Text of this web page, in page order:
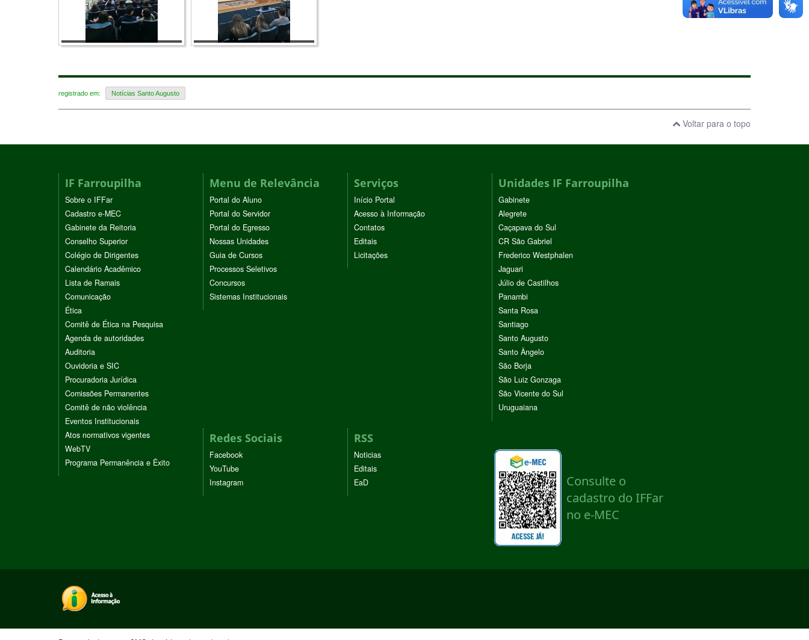
registrado em: Notícias Santo Augusto
Voltar para o topo
IF Farroupilha
Sobre o IFFar
Cadastro e-MEC
Gabinete da Reitoria
Conselho Superior
Colégio de Dirigentes
Calendário Acadêmico
Lista de Ramais
Comunicação
Ética
Comitê de Ética na Pesquisa
Agenda de autoridades
Auditoria
Ouvidoria e SIC
Procuradoria Jurídica
Comissões Permanentes
Comitê de não violência
Eventos Institucionais
Atos normativos vigentes
WebTV
Programa Permanência e Êxito
Menu de Relevância
Portal do Aluno
Portal do Servidor
Portal do Egresso
Nossas Unidades
Guia de Cursos
Processos Seletivos
Concursos
Sistemas Institucionais
Serviços
Início Portal
Acesso à Informação
Contatos
Editais
Licitações
Unidades IF Farroupilha
Gabinete
Alegrete
Caçapava do Sul
CR São Gabriel
Frederico Westphalen
Jaguari
Júlio de Castilhos
Panambi
Santa Rosa
Santiago
Santo Augusto
Santo Ângelo
São Borja
São Luiz Gonzaga
São Vicente do Sul
Uruguaiana
Redes Sociais
Facebook
YouTube
Instagram
RSS
Noticias
Editais
EaD